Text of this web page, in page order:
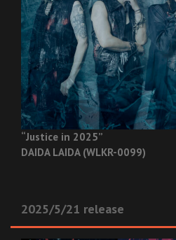
“Justice in 2025”
DAIDA LAIDA (WLKR-0099)
2025/5/21 release